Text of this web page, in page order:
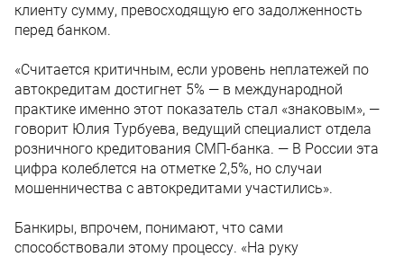
клиенту сумму, превосходящую его задолженность
перед банком.
«Считается критичным, если уровень неплатежей по
автокредитам достигнет 5% — в международной
практике именно этот показатель стал «знаковым», —
говорит Юлия Турбуева, ведущий специалист отдела
розничного кредитования СМП-банка. — В России эта
цифра колеблется на отметке 2,5%, но случаи
мошенничества с автокредитами участились».
Банкиры, впрочем, понимают, что сами
способствовали этому процессу. «На руку